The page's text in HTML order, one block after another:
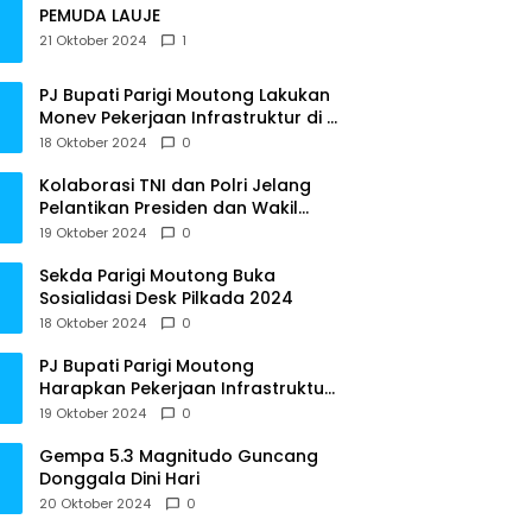
PEMUDA LAUJE
21 Oktober 2024 1
PJ Bupati Parigi Moutong Lakukan
Monev Pekerjaan Infrastruktur di 3
Kecamatan
18 Oktober 2024 0
Kolaborasi TNI dan Polri Jelang
Pelantikan Presiden dan Wakil
Presiden RI
19 Oktober 2024 0
Sekda Parigi Moutong Buka
Sosialidasi Desk Pilkada 2024
18 Oktober 2024 0
PJ Bupati Parigi Moutong
Harapkan Pekerjaan Infrastruktur
Tepat Waktu
19 Oktober 2024 0
Gempa 5.3 Magnitudo Guncang
Donggala Dini Hari
20 Oktober 2024 0